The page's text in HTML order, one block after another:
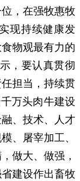
，在强牧惠牧
现持续健康发
物观最有力的
，要认真贯彻
担当，持续贯
万头肉牛建设
、技术、人才
、屠宰加工、
做大、做强，
建设作出畜牧